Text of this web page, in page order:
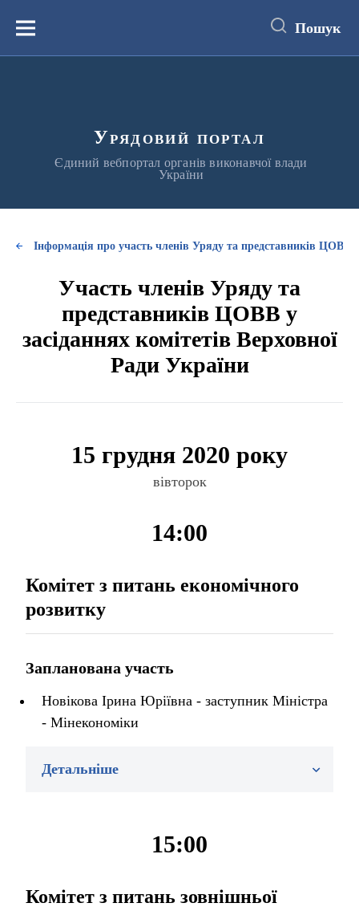
вмістуМеню Пошук
Урядовий портал
Єдиний вебпортал органів виконавчої влади
України
Інформація про участь членів Уряду та представників ЦОВВ
Участь членів Уряду та
представників ЦОВВ у
засіданнях комітетів Верховної
Ради України
15 грудня 2020 року
вівторок
14:00
Комітет з питань економічного
розвитку
Запланована участь
Новікова Ірина Юріївна - заступник Міністра
- Мінекономіки
Детальніше
15:00
Комітет з питань зовнішньої